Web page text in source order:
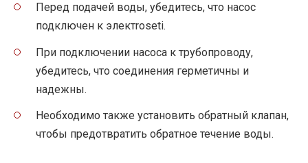
Перед подачей воды, убедитесь, что насос
подключен к электroseti.
При подключении насоса к трубопроводу,
убедитесь, что соединения герметичны и
надежны.
Необходимо также установить обратный клапан,
чтобы предотвратить обратное течение воды.